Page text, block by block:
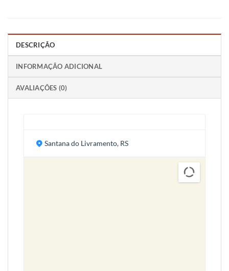
DESCRIÇÃO
INFORMAÇÃO ADICIONAL
AVALIAÇÕES (0)
Santana do Livramento, RS